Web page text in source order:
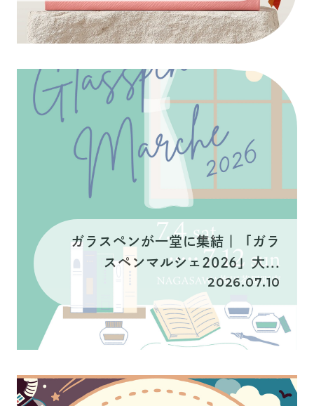
ガラスペンが一堂に集結｜「ガラ
スペンマルシェ2026」大...
2026.07.10